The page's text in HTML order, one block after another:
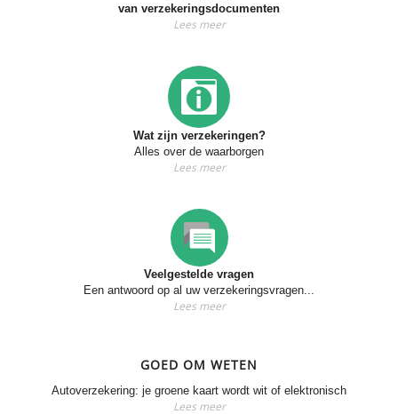
van verzekeringsdocumenten
Lees meer
Wat zijn verzekeringen?
Alles over de waarborgen
Lees meer
Veelgestelde vragen
Een antwoord op al uw verzekeringsvragen...
Lees meer
GOED OM WETEN
Autoverzekering: je groene kaart wordt wit of elektronisch
Lees meer